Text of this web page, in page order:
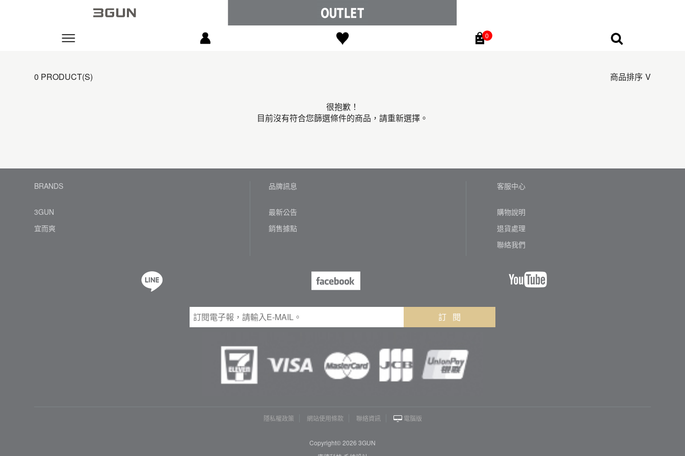
0
0 PRODUCT(S) 商品排序
很抱歉！
目前沒有符合您篩選條件的商品，請重新選擇。
BRANDS
3GUN
宜而爽
品牌訊息
最新公告
銷售據點
客服中心
購物說明
退貨處理
聯絡我們
訂 閱
隱私權政策 網站使用條款 聯絡資訊 電腦版
Copyright© 2026 3GUN